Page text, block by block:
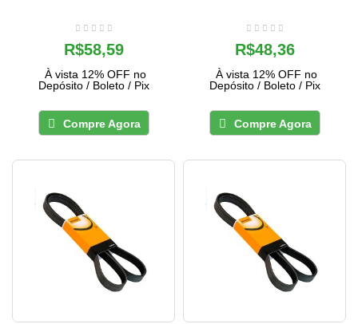
R$58,59
À vista 12% OFF no
Depósito / Boleto / Pix
Compre Agora
R$48,36
À vista 12% OFF no
Depósito / Boleto / Pix
Compre Agora